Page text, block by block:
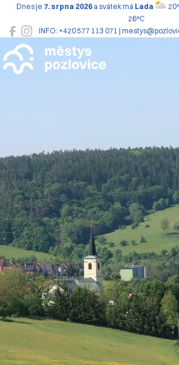
INFO: +420 577 113 071 |
Dnes je 7. srpna 2026 a svátek má Lada
26°C
Pozlovice